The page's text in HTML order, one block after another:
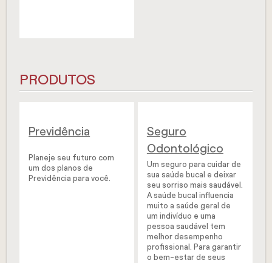
PRODUTOS
Previdência
Planeje seu futuro com
um dos planos de
Previdência para você.
Seguro
Odontológico
Um seguro para cuidar de
sua saúde bucal e deixar
seu sorriso mais saudável.
A saúde bucal influencia
muito a saúde geral de
um indivíduo e uma
pessoa saudável tem
melhor desempenho
profissional. Para garantir
o bem-estar de seus